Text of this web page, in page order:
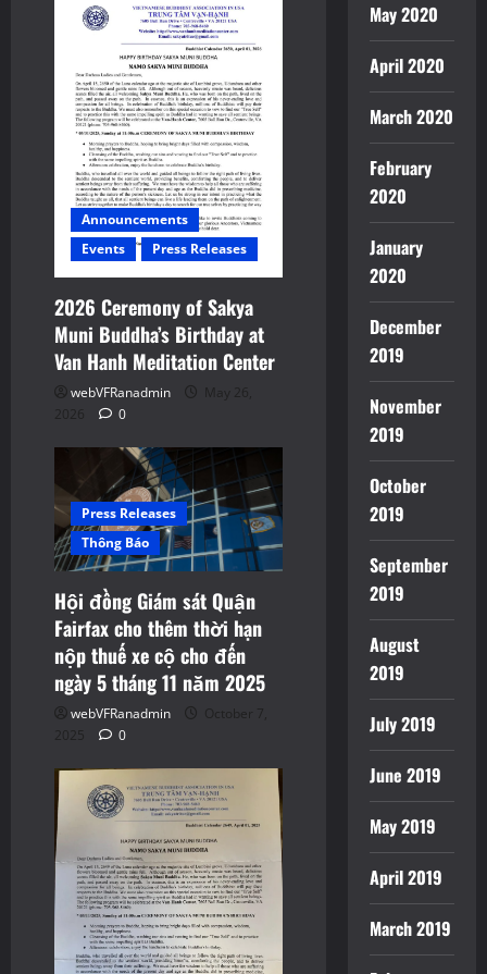
Announcements
Events
Press Releases
2026 Ceremony of Sakya
Muni Buddha’s Birthday at
Van Hanh Meditation Center
webVFRanadmin
May 26,
2026
0
Press Releases
Thông Báo
Hội đồng Giám sát Quận
Fairfax cho thêm thời hạn
nộp thuế xe cộ cho đến
ngày 5 tháng 11 năm 2025
webVFRanadmin
October 7,
2025
0
May 2020
April 2020
March 2020
February
2020
January
2020
December
2019
November
2019
October
2019
September
2019
August
2019
July 2019
June 2019
May 2019
April 2019
March 2019